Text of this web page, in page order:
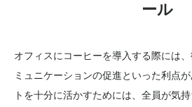
ール
オフィスにコーヒーを導入する際には
ミュニケーションの促進といった利点
トを十分に活かすためには、全員が気